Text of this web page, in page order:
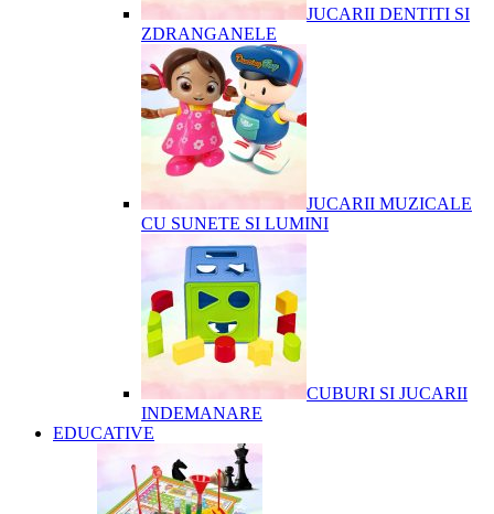
JUCARII DENTITI SI
ZDRANGANELE
JUCARII MUZICALE
CU SUNETE SI LUMINI
CUBURI SI JUCARII
INDEMANARE
EDUCATIVE